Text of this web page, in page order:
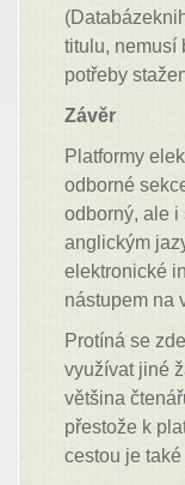
titulu, nemusí
potřeby
Závěr
Platformy
odborné
odborný, ale i
anglickým
elektronické
nástupem na
Protíná se
využívat jiné
většina
přestože k
cestou je